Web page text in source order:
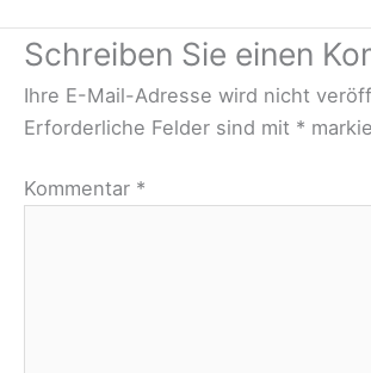
Schreiben Sie einen
Ihre E-Mail-Adresse wird nicht
Erforderliche Felder sind mit *
Kommentar *